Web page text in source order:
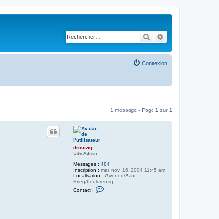
Rechercher
Connexion
1 message • Page 1 sur 1
drouizig
Site Admin
Messages : 484
Inscription : mar. nov. 16, 2004 11:45 am
Localisation : Gwened/Sant-
Brieg/Pouldreuzig
Contact :